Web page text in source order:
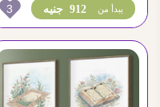
912 جنيه يبدأ من 3